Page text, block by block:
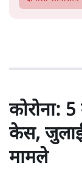
कोरोना:
केस,
मामले